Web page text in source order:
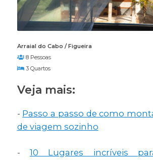
Arraial do Cabo / Figueira
8 Pessoas
3 Quartos
Veja mais:
- Passo a passo de como
de viagem sozinho
- 10 Lugares incríveis